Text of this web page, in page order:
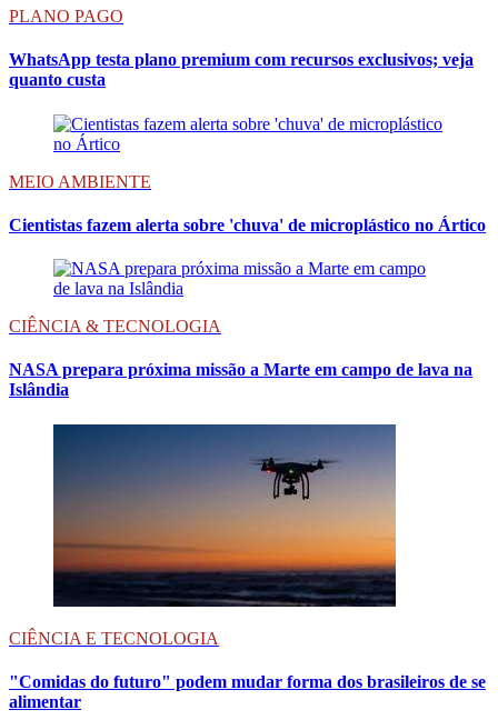
PLANO PAGO
WhatsApp testa plano premium com recursos exclusivos; veja
quanto custa
MEIO AMBIENTE
Cientistas fazem alerta sobre 'chuva' de microplástico no Ártico
CIÊNCIA & TECNOLOGIA
NASA prepara próxima missão a Marte em campo de lava na
Islândia
CIÊNCIA E TECNOLOGIA
"Comidas do futuro" podem mudar forma dos brasileiros de se
alimentar